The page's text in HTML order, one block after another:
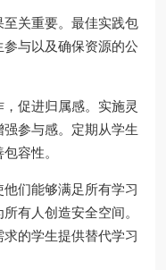
关重要。最佳实践包
与以及确保资源的公
促进归属感。实施灵
参与感。定期从学生
容性。
们能够满足所有学习
有人创造安全空间。
的学生提供替代学习